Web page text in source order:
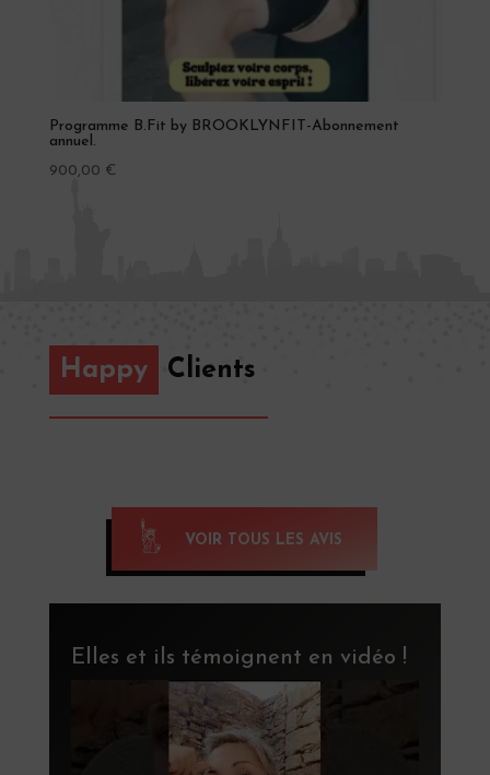
Programme B.Fit by BROOKLYNFIT-Abonnement
annuel.
900,00 €
Happy Clients
VOIR TOUS LES AVIS
Elles et ils témoignent en vidéo !